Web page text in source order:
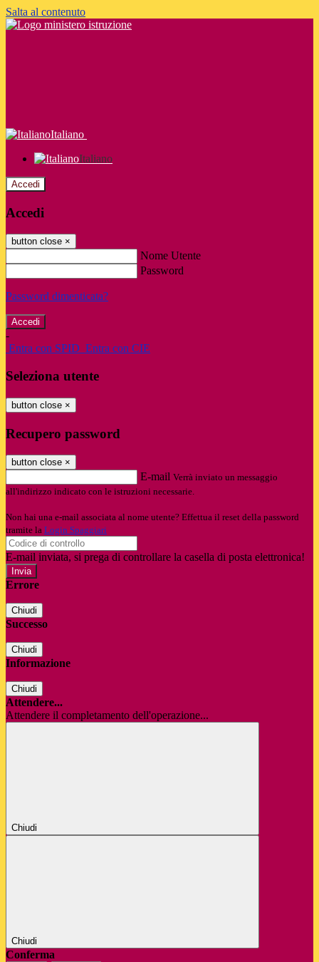
Salta al contenuto
Italiano
Italiano
Accedi
Accedi
button close ×
Nome Utente
Password
Password dimenticata?
-
Entra con SPID Entra con CIE
Seleziona utente
button close ×
Recupero password
button close ×
E-mail Verrà inviato un messaggio
all'indirizzo indicato con le istruzioni necessarie.
Non hai una e-mail associata al nome utente? Effettua il reset della password
tramite la Login Spaggiari
E-mail inviata, si prega di controllare la casella di posta elettronica!
Errore
Chiudi
Successo
Chiudi
Informazione
Chiudi
Attendere...
Attendere il completamento dell'operazione...
Chiudi
Chiudi
Conferma